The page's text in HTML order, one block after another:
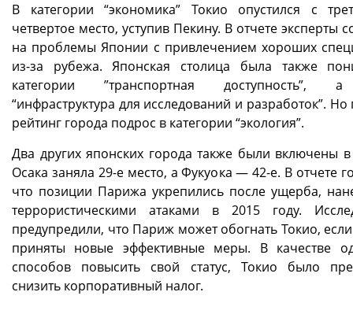
В категории “экономика” Токио опустился с
четвертое место, уступив Пекину. В отчете эксперты
на проблемы Японии с привлечением хороших
из-за рубежа. Японская столица была также
категории ”транспортная доступность”,
“инфраструктура для исследований и разработок”.
рейтинг города подрос в категории “экология”.
Два других японских города также были включены в
Осака заняла 29-е место, а Фукуока — 42-е. В отчете
что позиции Парижа укрепились после ущерба,
террористическими атаками в 2015 году.
предупредили, что Париж может обогнать Токио,
приняты новые эффективные меры. В качестве
способов повысить свой статус, Токио было
снизить корпоративный налог.